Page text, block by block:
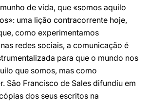
de vida, que «somos aquilo
uma lição contracorrente hoje,
como experimentamos
redes sociais, a comunicação é
para que o mundo nos
que somos, mas como
São Francisco de Sales difundiu em
dos seus escritos na